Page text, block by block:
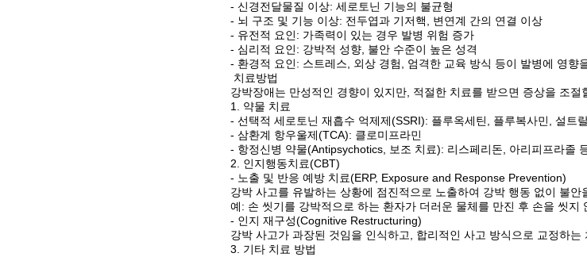
- 신경전달물질 이상: 세로토닌 기능의 불균형
- 뇌 구조 및 기능 이상: 전두엽과 기저핵, 변연계 간의 연결 이상
- 유전적 요인: 가족력이 있는 경우 발병 위험 증가
- 심리적 요인: 강박적 성향, 불안 수준이 높은 성격
- 환경적 요인: 스트레스, 외상 경험, 엄격한 교육 방식 등이 발병에 영향
치료방법
강박장애는 만성적인 경향이 있지만, 적절한 치료를 받으면 증상을 조절
1. 약물 치료
- 선택적 세로토닌 재흡수 억제제(SSRI): 플루옥세틴, 플루복사민, 설트
- 삼환계 항우울제(TCA): 클로미프라민
- 항정신병 약물(Antipsychotics, 보조 치료): 리스페리돈, 아리피프라졸
2. 인지행동치료(CBT)
- 노출 및 반응 예방 치료(ERP, Exposure and Response Prevention)
강박 사고를 유발하는 상황에 점진적으로 노출하여 강박 행동 없이 불안
예: 손 씻기를 강박적으로 하는 환자가 더러운 물체를 만진 후 손을 씻지
- 인지 재구성(Cognitive Restructuring)
강박 사고가 과장된 것임을 인식하고, 합리적인 사고 방식으로 교정하는
3. 기타 치료 방법